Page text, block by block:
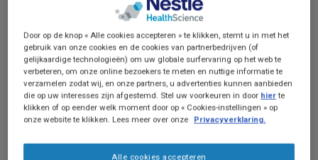
Omschrijving van het product
Door op de knop « Alle cookies accepteren » te klikken, stemt u in met het
gebruik van onze cookies en de cookies van partnerbedrijven (of
gelijkaardige technologieën) om uw globale surfervaring op het web te
verbeteren, om onze online bezoekers te meten en nuttige informatie te
verzamelen zodat wij, en onze partners, u advertenties kunnen aanbieden
die op uw interesses zijn afgestemd. Stel uw voorkeuren in door hierte
klikken of op eender welk moment door op « Cookies-instellingen » op
onze website te klikken. Lees meer over onze
Privacyverklaring.
Alle cookies accepteren